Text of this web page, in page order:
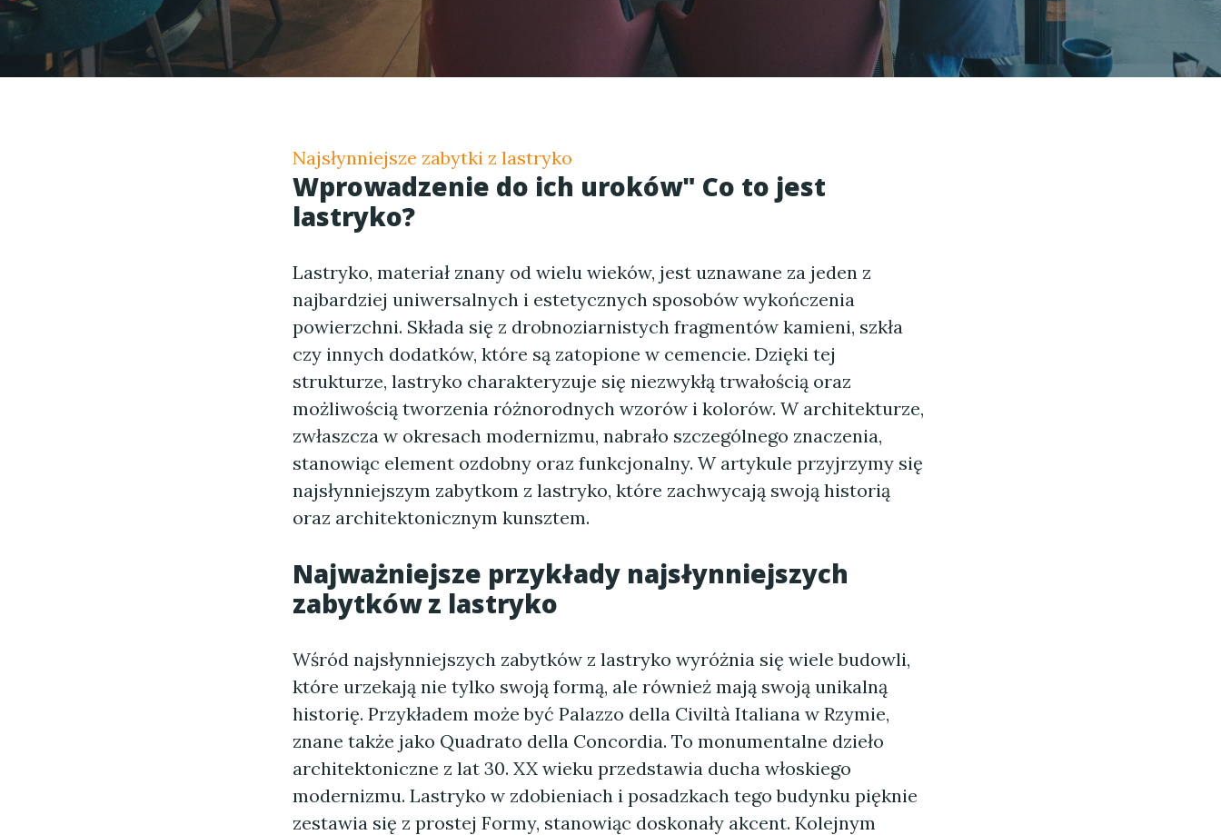
Najsłynniejsze zabytki z lastryko
Wprowadzenie do ich uroków" Co to jest
lastryko?
Lastryko, materiał znany od wielu wieków, jest uznawane za jeden z
najbardziej uniwersalnych i estetycznych sposobów wykończenia
powierzchni. Składa się z drobnoziarnistych fragmentów kamieni, szkła
czy innych dodatków, które są zatopione w cemencie. Dzięki tej
strukturze, lastryko charakteryzuje się niezwykłą trwałością oraz
możliwością tworzenia różnorodnych wzorów i kolorów. W architekturze,
zwłaszcza w okresach modernizmu, nabrało szczególnego znaczenia,
stanowiąc element ozdobny oraz funkcjonalny. W artykule przyjrzymy się
najsłynniejszym zabytkom z lastryko, które zachwycają swoją historią
oraz architektonicznym kunsztem.
Najważniejsze przykłady najsłynniejszych
zabytków z lastryko
Wśród najsłynniejszych zabytków z lastryko wyróżnia się wiele budowli,
które urzekają nie tylko swoją formą, ale również mają swoją unikalną
historię. Przykładem może być Palazzo della Civiltà Italiana w Rzymie,
znane także jako Quadrato della Concordia. To monumentalne dzieło
architektoniczne z lat 30. XX wieku przedstawia ducha włoskiego
modernizmu. Lastryko w zdobieniach i posadzkach tego budynku pięknie
zestawia się z prostej Formy, stanowiąc doskonały akcent. Kolejnym